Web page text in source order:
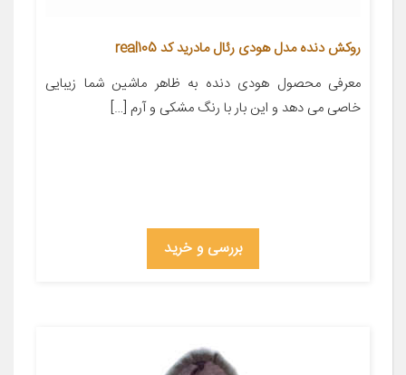
روکش دنده مدل هودی رئال مادرید کد real105
معرفی محصول هودی دنده به ظاهر ماشین شما زیبایی
خاصی می دهد و این بار با رنگ مشکی و آرم […]
بررسی و خرید